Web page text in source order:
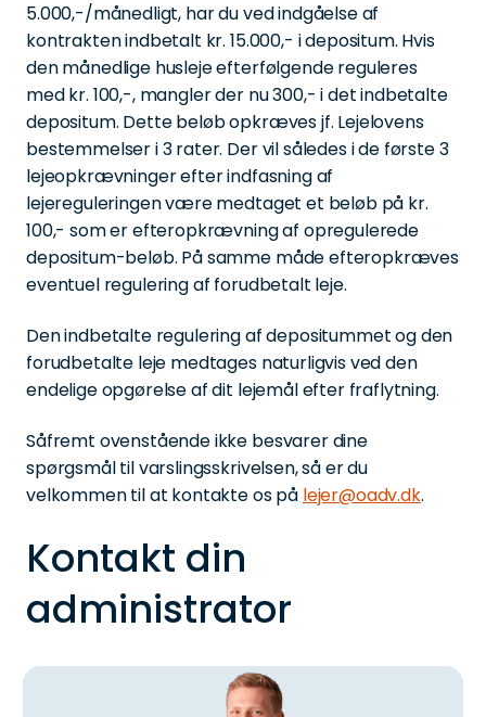
5.000,-/månedligt, har du ved indgåelse af
kontrakten indbetalt kr. 15.000,- i depositum. Hvis
den månedlige husleje efterfølgende reguleres
med kr. 100,-, mangler der nu 300,- i det indbetalte
depositum. Dette beløb opkræves jf. Lejelovens
bestemmelser i 3 rater. Der vil således i de første 3
lejeopkrævninger efter indfasning af
lejereguleringen være medtaget et beløb på kr.
100,- som er efteropkrævning af opregulerede
depositum-beløb. På samme måde efteropkræves
eventuel regulering af forudbetalt leje.
Den indbetalte regulering af depositummet og den
forudbetalte leje medtages naturligvis ved den
endelige opgørelse af dit lejemål efter fraflytning.
Såfremt ovenstående ikke besvarer dine
spørgsmål til varslingsskrivelsen, så er du
velkommen til at kontakte os på lejer@oadv.dk.
Kontakt din
administrator